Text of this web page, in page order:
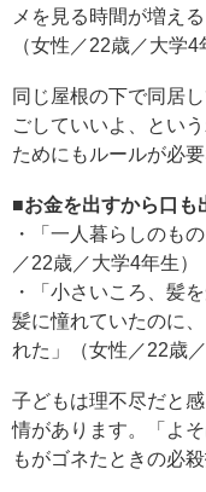
メを見る時間が増え
（女性／22歳／大学4
同じ屋根の下で同居
ごしていいよ、とい
ためにもルールが必要
■お金を出すから口も
・「一人暮らしのも
／22歳／大学4年生）
・「小さいころ、髪
髪に憧れていたのに
れた」（女性／22歳
子どもは理不尽だと
情があります。「よ
もがゴネたときの必殺